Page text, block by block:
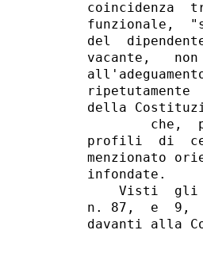
coincidenza
funzionale,
del
vacante,
della
che,
profili  di
menzionato
infondate.
Visti  gli
n. 87,  e  9,